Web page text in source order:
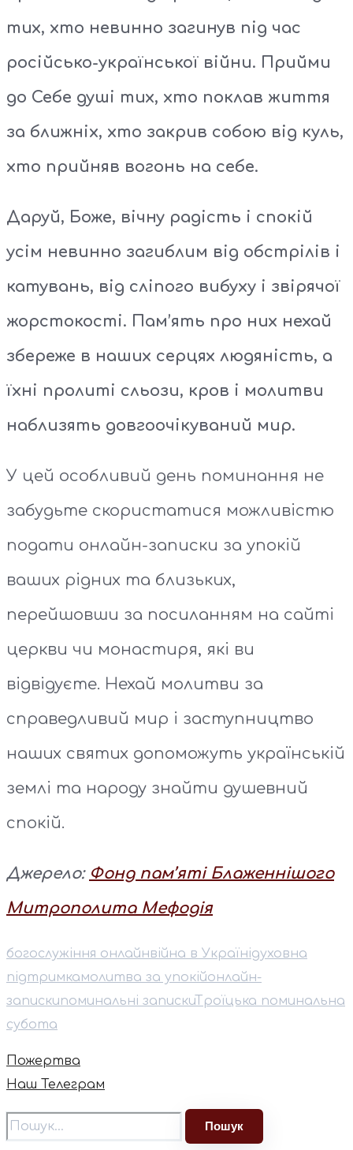
тих, хто невинно загинув під час
російсько-української війни. Прийми
до Себе душі тих, хто поклав життя
за ближніх, хто закрив собою від куль,
хто прийняв вогонь на себе.
Даруй, Боже, вічну радість і спокій
усім невинно загиблим від обстрілів і
катувань, від сліпого вибуху і звірячої
жорстокості. Пам’ять про них нехай
збереже в наших серцях людяність, а
їхні пролиті сльози, кров і молитви
наблизять довгоочікуваний мир.
У цей особливий день поминання не
забудьте скористатися можливістю
подати онлайн-записки за упокій
ваших рідних та близьких,
перейшовши за посиланням на сайті
церкви чи монастиря, які ви
відвідуєте. Нехай молитви за
справедливий мир і заступництво
наших святих допоможуть українській
землі та народу знайти душевний
спокій.
Джерело: Фонд пам’яті Блаженнішого
Митрополита Мефодія
богослужіння онлайнвійна в Українідуховна
підтримкамолитва за упокійонлайн-
запискипоминальні запискиТроїцька поминальна
субота
Пожертва
Наш Телеграм